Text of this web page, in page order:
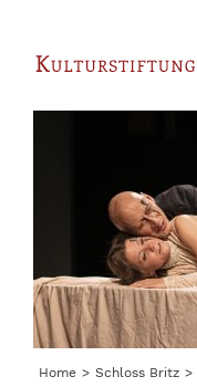
Home Schloss Britz